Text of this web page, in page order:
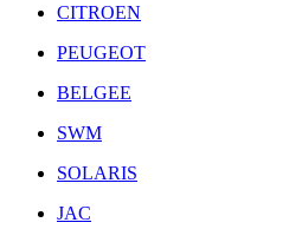
CITROEN
PEUGEOT
BELGEE
SWM
SOLARIS
JAC